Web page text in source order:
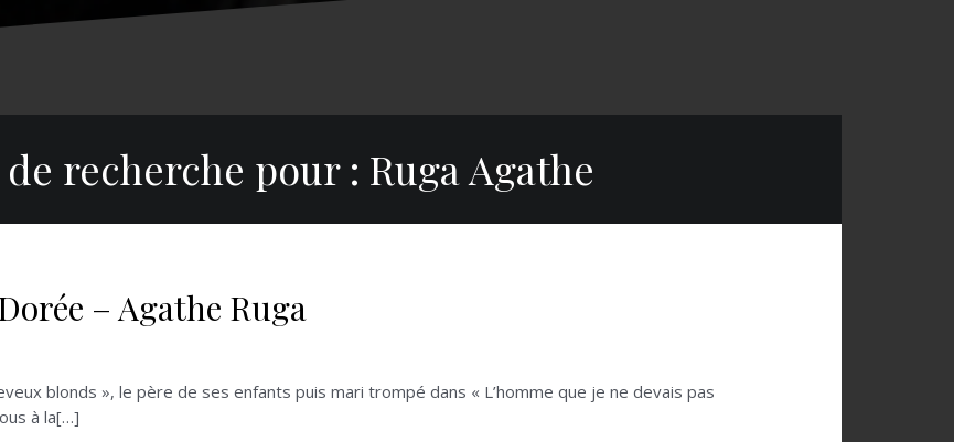
recherche pour : Ruga Agathe
– Agathe Ruga
blonds », le père de ses enfants puis mari trompé dans « L’homme que je ne devais pas
à la[…]